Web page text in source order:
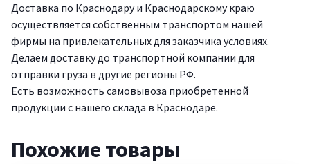
Доставка по Краснодару и Краснодарскому краю
осуществляется собственным транспортом нашей
фирмы на привлекательных для заказчика условиях.
Делаем доставку до транспортной компании для
отправки груза в другие регионы РФ.
Есть возможность самовывоза приобретенной
продукции с нашего склада в Краснодаре.
Похожие товары